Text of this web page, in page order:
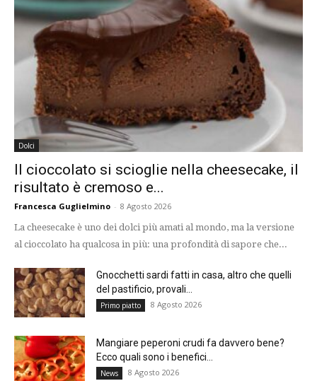
Dolci
Il cioccolato si scioglie nella cheesecake, il
risultato è cremoso e...
Francesca Guglielmino - 8 Agosto 2026
La cheesecake è uno dei dolci più amati al mondo, ma la versione
al cioccolato ha qualcosa in più: una profondità di sapore che...
Gnocchetti sardi fatti in casa, altro che quelli
del pastificio, provali...
Primo piatto 8 Agosto 2026
Mangiare peperoni crudi fa davvero bene?
Ecco quali sono i benefici...
News 8 Agosto 2026